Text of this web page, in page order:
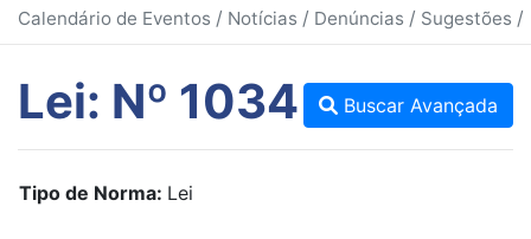
Calendário de Eventos / Notícias / Denúncias / Sugestões /
Lei: Nº 1034 Buscar Avançada
Tipo de Norma: Lei